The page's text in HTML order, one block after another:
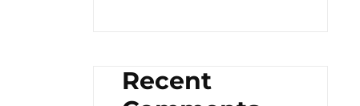
Recent